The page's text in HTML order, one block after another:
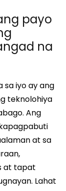
payo
na
sa iyo ay ang
teknolohiya
Ang
at sa
at tapat
Lahat